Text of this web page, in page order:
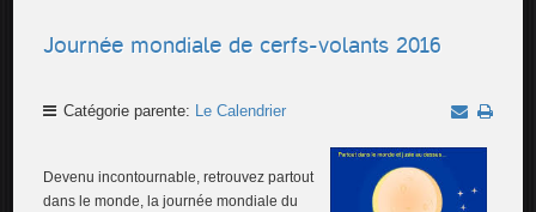
Journée mondiale de cerfs-volants 2016
Catégorie parente: Le Calendrier
Devenu incontournable, retrouvez partout
dans le monde, la journée mondiale du